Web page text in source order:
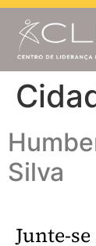
Silva
Junte-se